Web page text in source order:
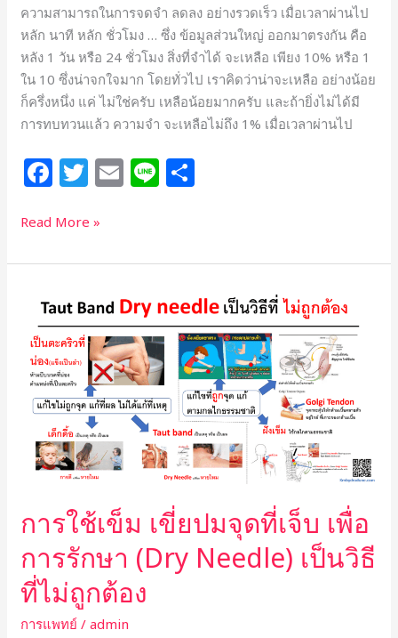
ความสามารถในการจดจำ ลดลง อย่างรวดเร็ว เมื่อเวลาผ่านไป
หลัก นาที หลัก ชั่วโมง … ซึ่ง ข้อมูลส่วนใหญ่ ออกมาตรงกัน คือ
หลัง 1 วัน หรือ 24 ชั่วโมง สิ่งที่จำได้ จะเหลือ เพียง 10% หรือ 1
ใน 10 ซึ่งน่าจกใจมาก โดยทั่วไป เราคิดว่าน่าจะเหลือ อย่างน้อย
ก็ครึ่งหนึ่ง แค่ ไม่ใช่ครับ เหลือน้อยมากครับ และถ้ายิ่งไม่ได้มี
การทบทวนแล้ว ความจำ จะเหลือไม่ถึง 1% เมื่อเวลาผ่านไป
F
c
e
o
o
k
T
itt
e
E
l
Li
e
Read More »
การใช้เข็ม เขี่ยปมจุดที่เจ็บ เพื่อ
การรักษา (Dry Needle) เป็นวิธี
ที่ไม่ถูกต้อง
การแพทย์ /admin
เข็ม
เขี่ย
ปม
จุด
เจ็บ
เพื่อ
รักษา
(Dry
Needle)
เป็น
วิธี
ที่